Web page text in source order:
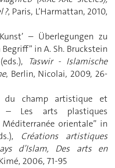
?, Paris, L’Harmattan, 2010,
– Überlegungen zu
in A. Sh. Bruckstein
Taswir - Islamische
, Berlin, Nicolai, 2009, 26-
du champ artistique et
– Les arts plastiques
orientale” in
Créations artistiques
d’Islam, Des arts en
2006, 71-95